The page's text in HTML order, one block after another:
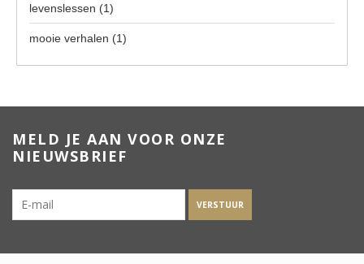
levenslessen (1)
mooie verhalen (1)
MELD JE AAN VOOR ONZE
NIEUWSBRIEF
VERSTUUR